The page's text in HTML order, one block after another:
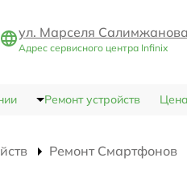
ул. Марселя
Адрес сервисного центра Infinix
Ремонт устройств
Ремонт Смартфонов